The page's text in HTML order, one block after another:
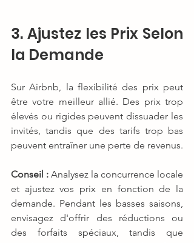
3. Ajustez les Prix Selon
la Demande
Sur Airbnb, la flexibilité des prix peut
être votre meilleur allié. Des prix trop
élevés ou rigides peuvent dissuader les
invités, tandis que des tarifs trop bas
peuvent entraîner une perte de revenus.
Conseil : Analysez la concurrence locale
et ajustez vos prix en fonction de la
demande. Pendant les basses saisons,
envisagez d'offrir des réductions ou
des forfaits spéciaux, tandis que